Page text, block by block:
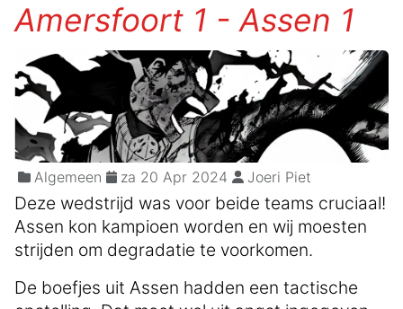
Amersfoort 1 - Assen 1
Algemeen za 20 Apr 2024 Joeri Piet
Deze wedstrijd was voor beide teams cruciaal!
Assen kon kampioen worden en wij moesten
strijden om degradatie te voorkomen.
De boefjes uit Assen hadden een tactische